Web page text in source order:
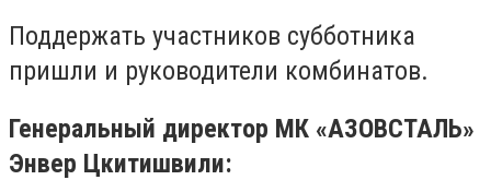
Поддержать участников субботника
пришли и руководители комбинатов.
Генеральный директор МК «АЗОВСТАЛЬ»
Энвер Цкитишвили: